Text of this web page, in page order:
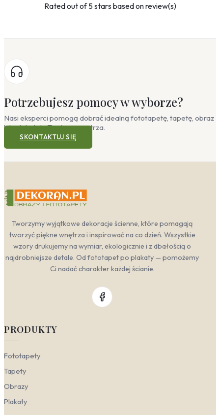
Ratedout of 5 stars based onreview(s)
Potrzebujesz pomocy w wyborze?
Nasi eksperci pomogą dobrać idealną fototapetę, tapetę, obraz
lub plakat do Twojego wnętrza.
SKONTAKTUJ SIĘ
Tworzymy wyjątkowe dekoracje ścienne, które pomagają
tworzyć piękne wnętrza i inspirować na co dzień. Wszystkie
wzory drukujemy na wymiar, ekologicznie i z dbałością o
najdrobniejsze detale. Od fototapet po plakaty — pomożemy
Ci nadać charakter każdej ścianie.
PRODUKTY
Fototapety
Tapety
Obrazy
Plakaty